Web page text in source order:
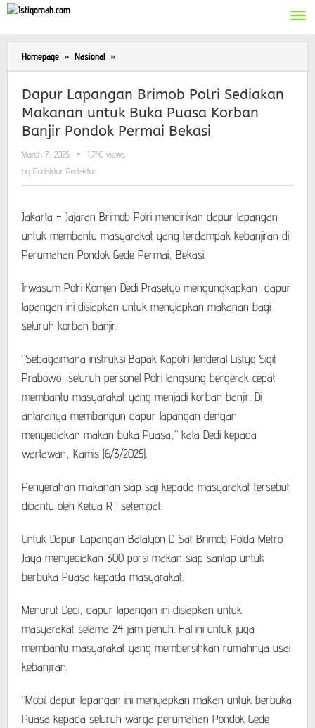
Skip
content
Homepage » Nasional »
Lapangan
Polri
Sediakan
Makanan
Buka
Korban
Pondok
Permai
Bekasi
Dapur Lapangan Brimob Polri Sediakan
Makanan untuk Buka Puasa Korban
Banjir Pondok Permai Bekasi
March 7, 2025
by
Redaktur
-
1,740 views
by Redaktur Redaktur
Jakarta – Jajaran Brimob Polri mendirikan dapur lapangan
untuk membantu masyarakat yang terdampak kebanjiran di
Perumahan Pondok Gede Permai, Bekasi.
Irwasum Polri Komjen Dedi Prasetyo mengungkapkan, dapur
lapangan ini disiapkan untuk menyiapkan makanan bagi
seluruh korban banjir.
“Sebagaimana instruksi Bapak Kapolri Jenderal Listyo Sigit
Prabowo, seluruh personel Polri langsung bergerak cepat
membantu masyarakat yang menjadi korban banjir. Di
antaranya membangun dapur lapangan dengan
menyediakan makan buka Puasa,” kata Dedi kepada
wartawan, Kamis (6/3/2025).
Penyerahan makanan siap saji kepada masyarakat tersebut
dibantu oleh Ketua RT setempat.
Untuk Dapur Lapangan Batalyon D Sat Brimob Polda Metro
Jaya menyediakan 300 porsi makan siap santap untuk
berbuka Puasa kepada masyarakat.
Menurut Dedi, dapur lapangan ini disiapkan untuk
masyarakat selama 24 jam penuh. Hal ini untuk juga
membantu masyarakat yang membersihkan rumahnya usai
kebanjiran.
“Mobil dapur lapangan ini menyiapkan makan untuk berbuka
Puasa kepada seluruh warga perumahan Pondok Gede